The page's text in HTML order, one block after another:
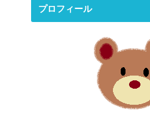
プロフィール